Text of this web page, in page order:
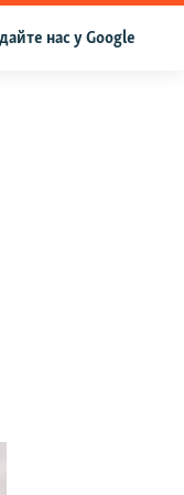
нас у Google